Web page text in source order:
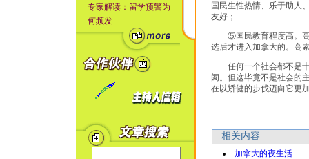
专家解读：留学预警为
何频发
国民生性热情、乐于助人
友好；
⑤国民教育程度高。高
选后才进入加拿大的。高
任何一个社会都不是十
阂。但这毕竟不是社会的
在以矫健的步伐迈向它更
相关内容
加拿大的夜生活